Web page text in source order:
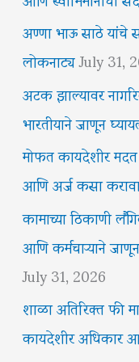
अण्णा भाऊ साठे यांचे
लोकनाट्यJuly 31,
अटक झाल्यावर
भारतीयाने जाणून
मोफत कायदेशीर
आणि अर्ज कसा
कामाच्या ठिकाणी
आणि कर्मचाऱ्याने
July 31, 2026
शाळा अतिरिक्त
कायदेशीर अधिकार